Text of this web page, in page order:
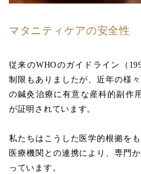
マタニティケアの安全性
従来のWHOのガイドライン（
制限もありましたが、近年の様
の鍼灸治療に有意な産科的副作
が証明されています。
私たちはこうした医学的根拠を
医療機関との連携により、専門
っています。